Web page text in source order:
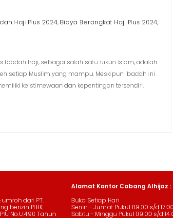
Haji Plus 2024, Biaya Berangkat Haji Plus 2024,
Ibadah haji, sebagai salah satu rukun Islam, adalah
setiap Muslim yang mampu. Meskipun ibadah ini
keistimewaan dan kepentingan tersendiri.
dari PT.
berizin PIHK
No.U.490 Tahun
Alamat Kantor Cabang Alhijaz :
Buka Setiap Hari
Senin - Jum'at Pukul 09.00 s/d
Sabtu - Minggu Pukul 09.00 s/d